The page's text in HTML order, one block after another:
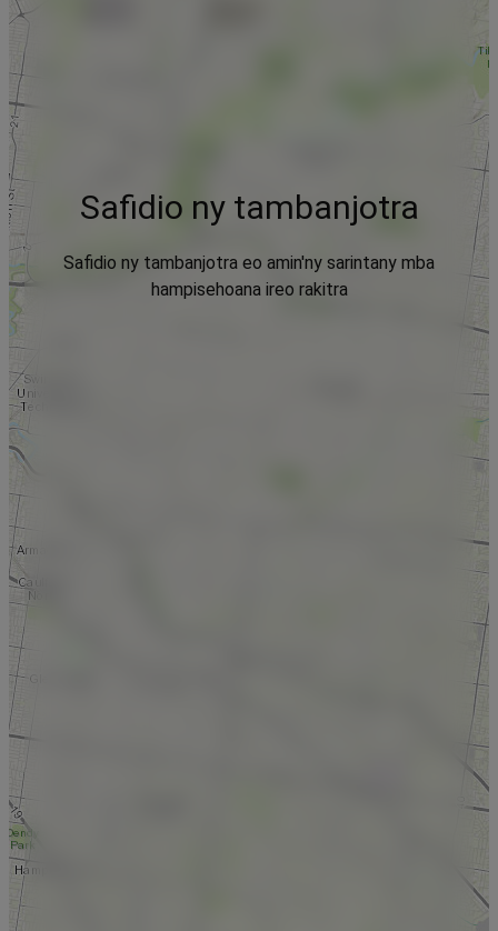
Safidio ny tambanjotra
Safidio ny tambanjotra eo amin'ny sarintany mba
hampisehoana ireo rakitra